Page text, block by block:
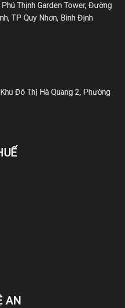
Thịnh Garden Tower, Đường
TP Quy Nhơn, Bình Định
Đô Thị Hà Quang 2, Phường
AN